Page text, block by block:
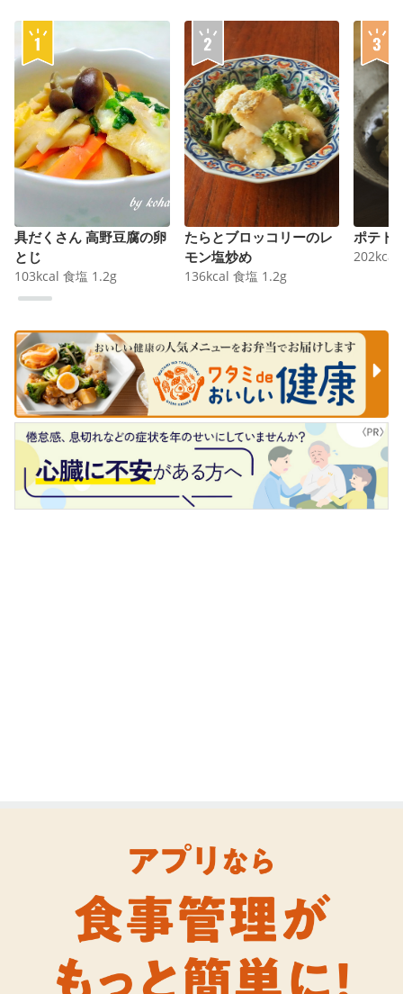
具だくさん 高野豆腐の卵
とじ
103kcal 食塩 1.2g
たらとブロッコリーのレ
モン塩炒め
136kcal 食塩 1.2g
ポテト
202kcal